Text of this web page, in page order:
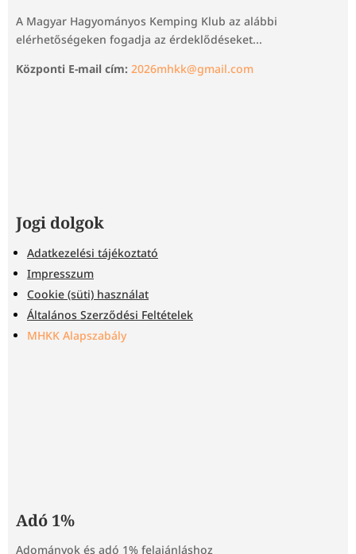
A Magyar Hagyományos Kemping Klub az alábbi
elérhetőségeken fogadja az érdeklődéseket...
Központi E-mail cím: 2026mhkk@gmail.com
Jogi dolgok
Adatkezelési tájékoztató
Impresszum
Cookie (süti) használat
Általános Szerződési Feltételek
MHKK Alapszabály
Adó 1%
Adományok és adó 1% felajánláshoz